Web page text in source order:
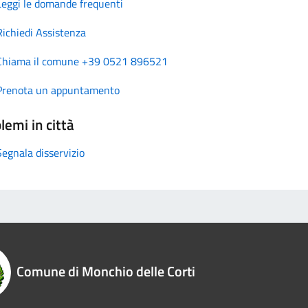
Assistenza
il comune +39 0521 896521
un appuntamento
in città
disservizio
Comune di Monchio delle Corti